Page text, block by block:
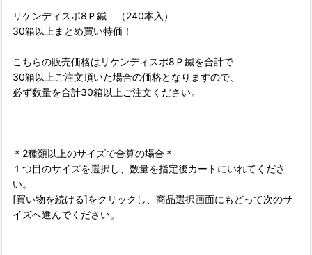
リケンディスポ8Ｐ鍼 （240本入）
30箱以上まとめ買い特価！
こちらの販売価格はリケンディスポ8Ｐ鍼を合計で
30箱以上ご注文頂いた場合の価格となりますので、
必ず数量を合計30箱以上ご注文ください。
＊2種類以上のサイズで合算の場合＊
１つ目のサイズを選択し、数量を指定後カートにいれてくださ
い。
[買い物を続ける]をクリックし、商品選択画面にもどって次のサ
イズへ進んでください。